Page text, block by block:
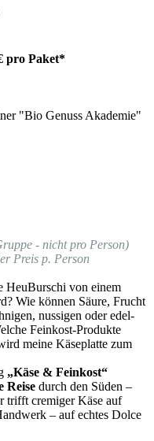
pro Paket*
"Bio Genuss Akademie"
- nicht pro Person)
Preis p. Person
HeuBurschi von einem
Wie können Säure, Frucht
nussigen oder edel-
Feinkost-Produkte
meine Käseplatte zum
„Käse & Feinkost“
Reise durch den Süden –
trifft cremiger Käse auf
– auf echtes Dolce